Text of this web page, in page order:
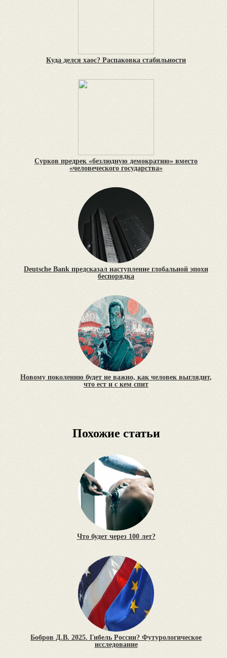
Куда делся хаос? Распаковка стабильности
Сурков предрек «безлюдную демократию» вместо
«человеческого государства»
Deutsche Bank предсказал наступление глобальной эпохи
беспорядка
Новому поколению будет не важно, как человек выглядит,
что ест и с кем спит
Похожие статьи
Что будет через 100 лет?
Бобров Д.В. 2025. Гибель России? Футурологическое
исследование